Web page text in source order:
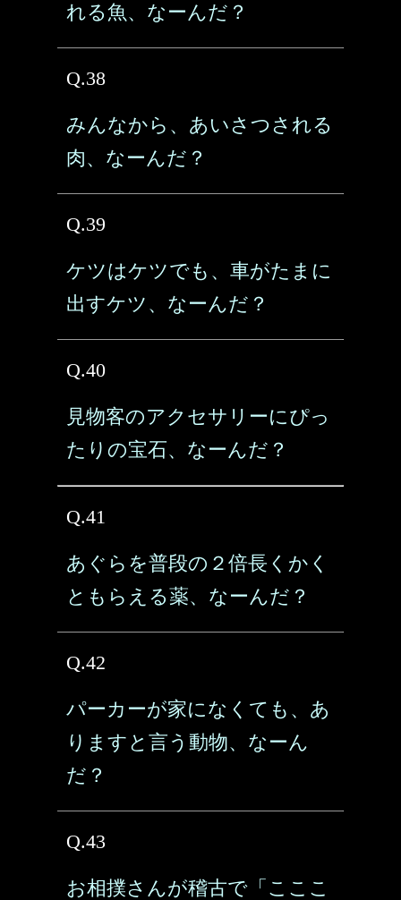
れる魚、なーんだ？
Q.38
みんなから、あいさつされる
肉、なーんだ？
Q.39
ケツはケツでも、車がたまに
出すケツ、なーんだ？
Q.40
見物客のアクセサリーにぴっ
たりの宝石、なーんだ？
Q.41
あぐらを普段の２倍長くかく
ともらえる薬、なーんだ？
Q.42
パーカーが家になくても、あ
りますと言う動物、なーん
だ？
Q.43
お相撲さんが稽古で「こここ